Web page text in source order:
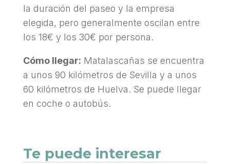
la duración del paseo y la empresa
elegida, pero generalmente oscilan entre
los 18€ y los 30€ por persona.
Cómo llegar: Matalascañas se encuentra
a unos 90 kilómetros de Sevilla y a unos
60 kilómetros de Huelva. Se puede llegar
en coche o autobús.
Te puede interesar